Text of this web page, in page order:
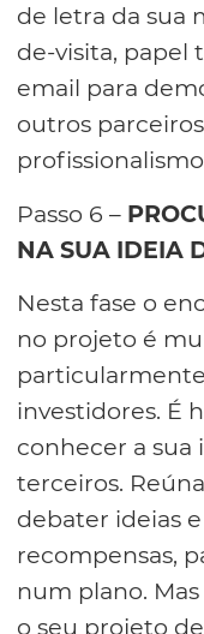
de letra da sua
de-visita, papel
email para
outros
Passo 6 –
NA SUA IDEIA
Nesta fase o
no projeto é
investidores. É
conhecer a sua
terceiros.
debater ideias
recompensas,
num plano.
o seu projeto